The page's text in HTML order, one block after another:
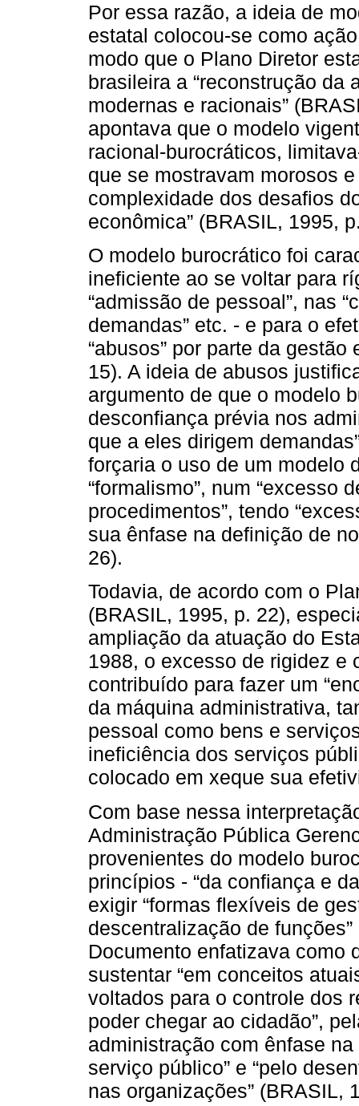
Por essa razão, a ideia de
estatal colocou-se como
modo que o Plano Diretor
brasileira a “reconstrução da
modernas e racionais”
apontava que o modelo
racional-burocráticos,
que se mostravam morosos
complexidade dos desafios
econômica” (BRASIL, 1995,
O modelo burocrático foi
ineficiente ao se voltar para
“admissão de pessoal”, nas
demandas” etc. - e para o
“abusos” por parte da
15). A ideia de abusos
argumento de que o modelo
desconfiança prévia nos
que a eles dirigem
forçaria o uso de um modelo
“formalismo”, num “excesso
procedimentos”, tendo
sua ênfase na definição de
26).
Todavia, de acordo com o
(BRASIL, 1995, p. 22),
ampliação da atuação do
1988, o excesso de rigidez e
contribuído para fazer um
da máquina administrativa,
pessoal como bens e
ineficiência dos serviços
colocado em xeque sua
Com base nessa
Administração Pública
provenientes do modelo
princípios - “da confiança e
exigir “formas flexíveis de
descentralização de
Documento enfatizava como
sustentar “em conceitos
voltados para o controle dos
poder chegar ao cidadão”,
administração com ênfase
serviço público” e “pelo
nas organizações” (BRASIL,